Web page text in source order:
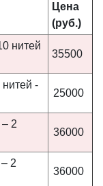
Цена
(руб.)
нитей
35500
-
25000
2
36000
2
36000